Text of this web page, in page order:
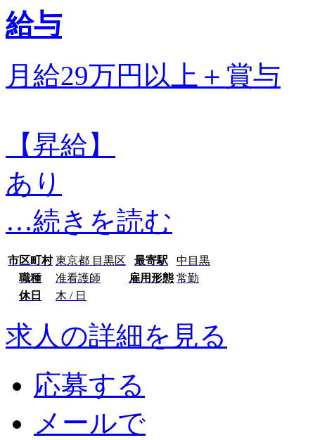
給与
月給29万円以上＋賞与
【昇給】
あり
…続きを読む
市区町村 東京都 目黒区 最寄駅
中目黒
職種
准看護師 雇用形態 常勤
休日
木 / 日
求人の詳細を見る
応募する
メールで